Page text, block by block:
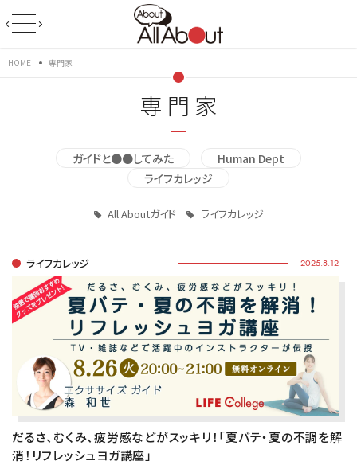
HOME 専門家
専門家
ガイドと●●してみた
Human Dept
ライフカレッジ
All Aboutガイド ライフカレッジ
ライフカレッジ 2025.8.12
だるさ、むくみ、疲労感などがスッキリ！「夏バテ・夏の不調を解
消！リフレッシュヨガ講座」